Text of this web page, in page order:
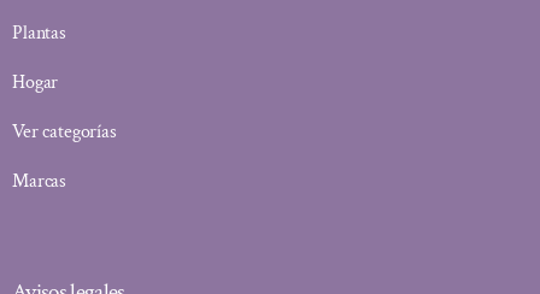
Plantas
Hogar
Ver categorías
Marcas